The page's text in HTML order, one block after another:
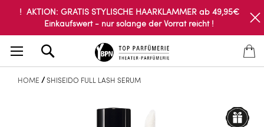
! AKTION: GRATIS STYLISCHE HAARKLAMMER ab 49,95€
Einkaufswert - nur solange der Vorrat reicht !
HOME SHISEIDO FULL LASH SERUM